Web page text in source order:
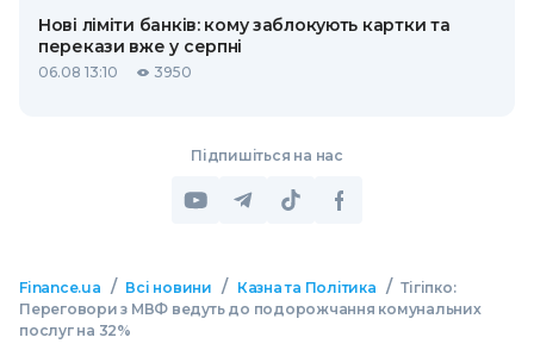
Нові ліміти банків: кому заблокують картки та
перекази вже у серпні
06.08 13:10 3950
Підпишіться на нас
Finance.ua / Всі новини / Казна та Політика / Тігіпко:
Переговори з МВФ ведуть до подорожчання комунальних
послуг на 32%